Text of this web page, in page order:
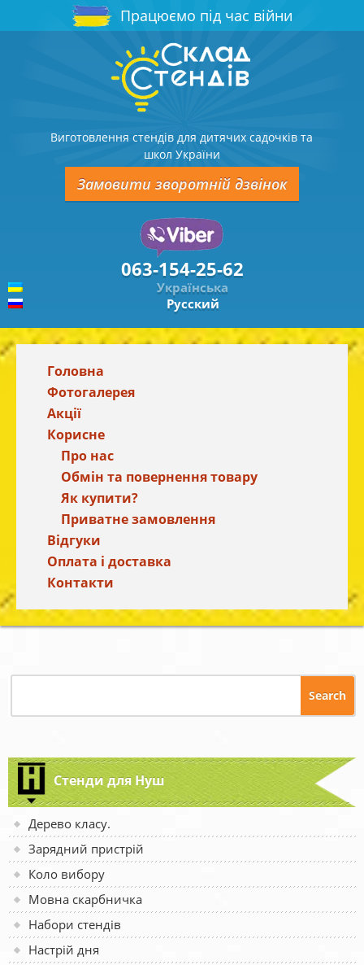
Працюємо під час війни
Виготовлення стендів для дитячих садочків та
школ України
Замовити зворотній дзвінок
063-154-25-62
Українська
Русский
Головна
Фотогалерея
Акції
Корисне
Про нас
Обмін та повернення товару
Як купити?
Приватне замовлення
Відгуки
Оплата і доставка
Контакти
Стенди для Нуш
Дерево класу.
Зарядний пристрій
Коло вибору
Мовна скарбничка
Набори стендів
Настрій дня